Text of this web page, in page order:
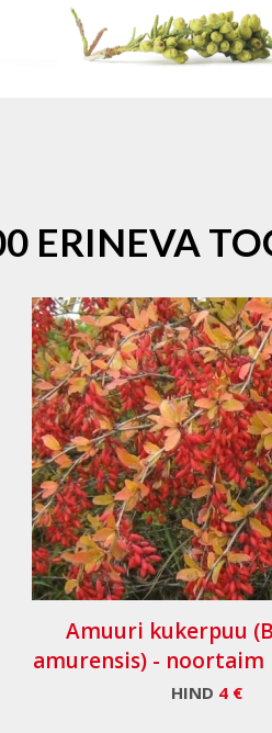
ERINEVA
Amuuri kukerpuu
amurensis) - noortaim
HIND 4 €